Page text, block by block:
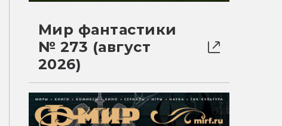
Мир фантастики
№ 273 (август
2026)